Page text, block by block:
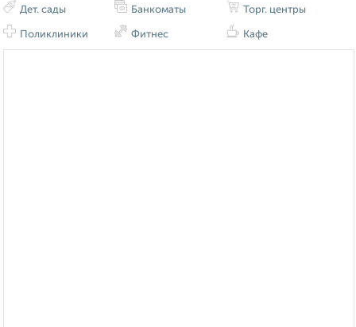
Дет. сады
Поликлиники
Банкоматы
Фитнес
Торг. центры
Кафе